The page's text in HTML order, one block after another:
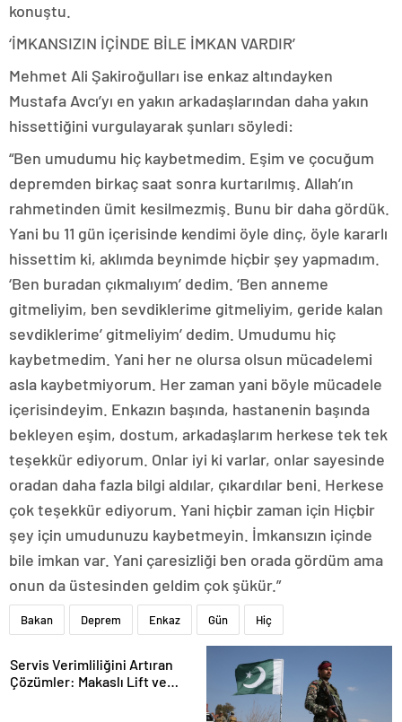
konuştu.
‘İMKANSIZIN İÇİNDE BİLE İMKAN VARDIR’
Mehmet Ali Şakiroğulları ise enkaz altındayken
Mustafa Avcı’yı en yakın arkadaşlarından daha yakın
hissettiğini vurgulayarak şunları söyledi:
“Ben umudumu hiç kaybetmedim. Eşim ve çocuğum
depremden birkaç saat sonra kurtarılmış. Allah’ın
rahmetinden ümit kesilmezmiş. Bunu bir daha gördük.
Yani bu 11 gün içerisinde kendimi öyle dinç, öyle kararlı
hissettim ki, aklımda beynimde hiçbir şey yapmadım.
‘Ben buradan çıkmalıyım’ dedim. ‘Ben anneme
gitmeliyim, ben sevdiklerime gitmeliyim, geride kalan
sevdiklerime’ gitmeliyim’ dedim. Umudumu hiç
kaybetmedim. Yani her ne olursa olsun mücadelemi
asla kaybetmiyorum. Her zaman yani böyle mücadele
içerisindeyim. Enkazın başında, hastanenin başında
bekleyen eşim, dostum, arkadaşlarım herkese tek tek
teşekkür ediyorum. Onlar iyi ki varlar, onlar sayesinde
oradan daha fazla bilgi aldılar, çıkardılar beni. Herkese
çok teşekkür ediyorum. Yani hiçbir zaman için Hiçbir
şey için umudunuzu kaybetmeyin. İmkansızın içinde
bile imkan var. Yani çaresizliği ben orada gördüm ama
onun da üstesinden geldim çok şükür.”
Bakan Deprem Enkaz Gün Hiç
Servis Verimliliğini Artıran
Çözümler: Makaslı Lift ve